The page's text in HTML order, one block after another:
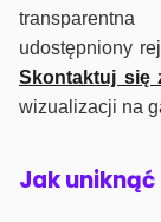
udostępniony
Skontaktuj się
wizualizacji na
Jak uniknąć